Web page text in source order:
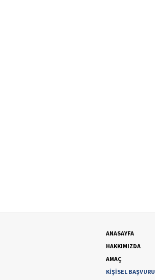
ANASAYFA
HAKKIMIZDA
AMAÇ
KİŞİSEL BAŞVURU